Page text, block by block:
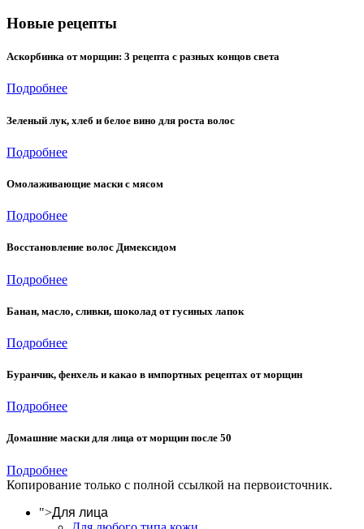
Новые рецепты
Аскорбинка от морщин: 3 рецепта с разных концов света
Подробнее
Зеленый лук, хлеб и белое вино для роста волос
Подробнее
Омолаживающие маски с мясом
Подробнее
Восстановление волос Димексидом
Подробнее
Банан, масло, сливки, шоколад от гусиных лапок
Подробнее
Буранчик, фенхель и какао в импортных рецептах от морщин
Подробнее
Домашние маски для лица от морщин после 50
Подробнее
Копирование только с полной ссылкой на первоисточник.
">Для лица